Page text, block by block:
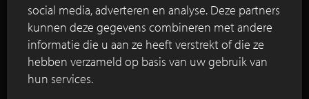
Herinrichting met straatbakstenen in
historisch centrum Utrecht
Herinrichting van de Markt in Meulebeke:
een duurzaam evenwicht tussen groen
en verharding
social media, adverteren en analyse. Deze partners
kunnen deze gegevens combineren met andere
informatie die u aan ze heeft verstrekt of die ze
hebben verzameld op basis van uw gebruik van
hun services.